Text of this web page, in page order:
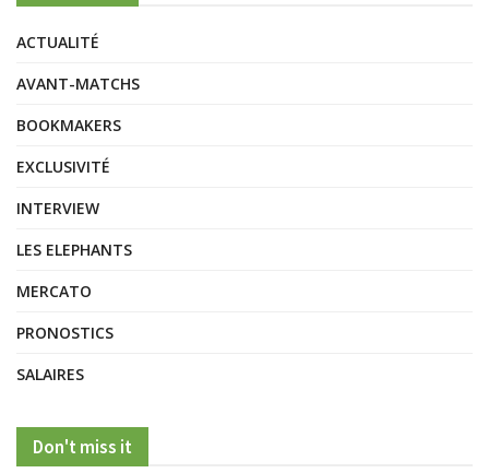
ACTUALITÉ
AVANT-MATCHS
BOOKMAKERS
EXCLUSIVITÉ
INTERVIEW
LES ELEPHANTS
MERCATO
PRONOSTICS
SALAIRES
Don't miss it